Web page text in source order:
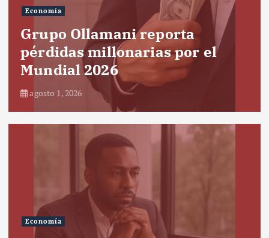
Economía
Grupo Ollamani reporta
pérdidas millonarias por el
Mundial 2026
agosto 1, 2026
Economía